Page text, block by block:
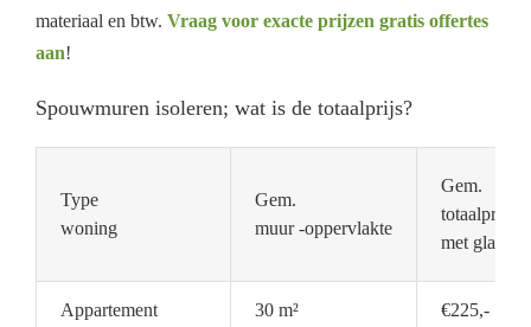
materiaal en btw. Vraag voor exacte prijzen gratis offertes
aan!
Spouwmuren isoleren; wat is de totaalprijs?
Type
woning
Gem.
muur -oppervlakte
Gem.
totaalprijs
met
Appartement 30 m² €225,-